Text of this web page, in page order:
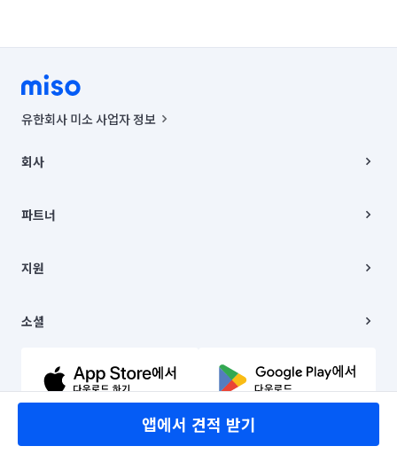
앱에서 견적 받기
유한회사 미소 사업자 정보
00019 |
주소 | 본사: 서울특별시 종로구 율곡로 6(중학동, 트윈트리빌딩) B동 5층
컨택센터 : 서울특별시 종로구 수송동 율곡로 24, 7층, 8층 미소
상품, 상품정보, 거래에 관한 의무와 책임은 거래당사자에게 있습니다.
언론 보도 관련 문의:
© 유한회사 미소. Miso, Inc. All Rights Reserved.
회사
채용
파트너
이사
지원
이용약관
문의하기
소셜
유튜브